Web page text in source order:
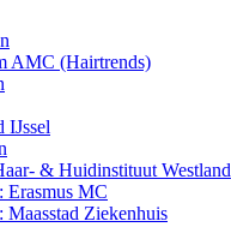
AMC (Hairtrends)
IJssel
& Huidinstituut Westland
Erasmus MC
Maasstad Ziekenhuis